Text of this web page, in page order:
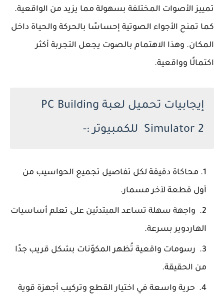
تمييز الأصوات المختلفة بسهولة مما يزيد من الواقعية.
كما تمنح الأجواء الصوتية إحساسًا بالحركة والحياة داخل
المكان. وهذا الاهتمام بالصوت يجعل التجربة أكثر
اكتمالًا وواقعية.
إيجابيات تحميل لعبة PC Building
Simulator 2 للكمبيوتر :-
محاكاة دقيقة لكل تفاصيل تجميع الحواسيب من
أول قطعة لآخر مسمار.
واجهة سهلة تساعد المبتدئين على تعلم أساسيات
الهاردوير بسرعة.
رسومات واقعية تُظهر المكوّنات بشكل قريب جدًا
من الحقيقة.
حرية واسعة في اختيار القطع وتركيب أجهزة قوية